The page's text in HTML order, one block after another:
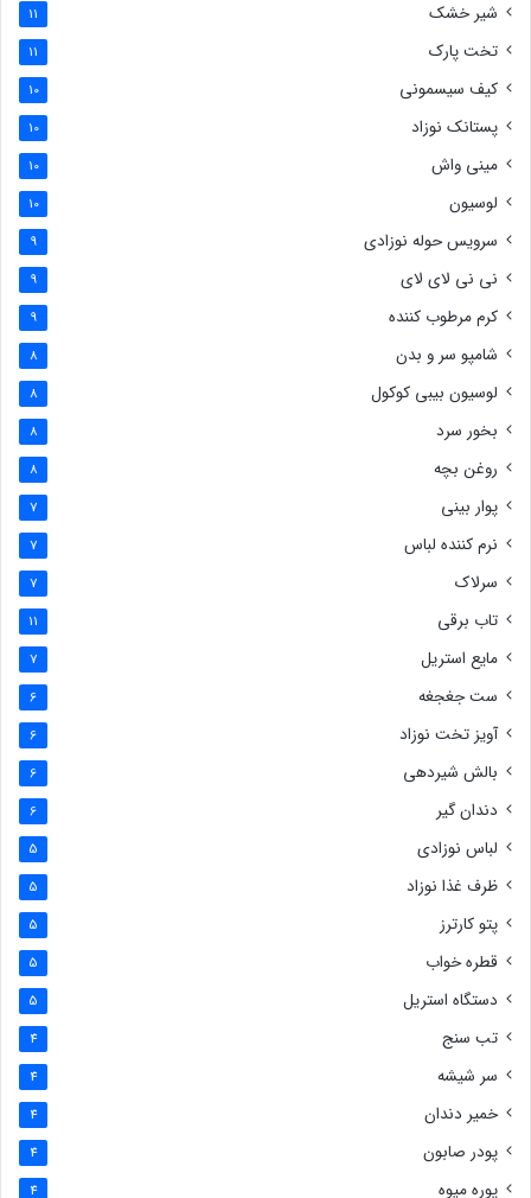
شیر خشک 11
تخت پارک 11
کیف سیسمونی 10
پستانک نوزاد 10
مینی واش 10
لوسیون 10
سرویس حوله نوزادی 9
نی نی لای لای 9
کرم مرطوب کننده 9
شامپو سر و بدن 8
لوسیون بیبی کوکول 8
بخور سرد 8
روغن بچه 8
پوار بینی 7
نرم کننده لباس 7
سرلاک 7
تاب برقی 11
مایع استریل 7
ست جغجغه 6
آویز تخت نوزاد 6
بالش شیردهی 6
دندان گیر 6
لباس نوزادی 5
ظرف غذا نوزاد 5
پتو کارترز 5
قطره خواب 5
دستگاه استریل 5
تب سنج 4
سر شیشه 4
خمیر دندان 4
پودر صابون 4
پوره میوه 4